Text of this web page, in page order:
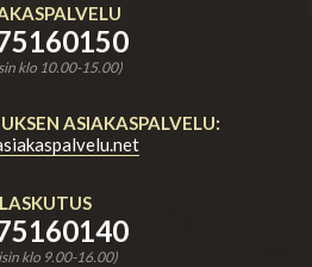
klo 10.00-15.00)
ASIAKASPALVELU:
LASKUTUS
klo 9.00-16.00)